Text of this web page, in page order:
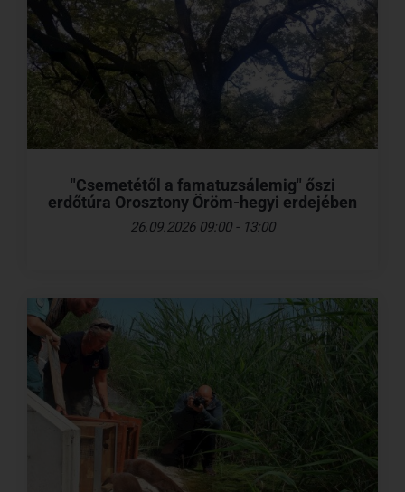
"Csemetétől a famatuzsálemig" őszi
erdőtúra Orosztony Öröm-hegyi erdejében
26.09.2026 09:00 - 13:00